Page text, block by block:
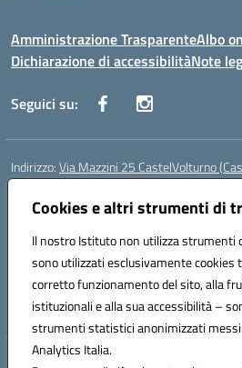
Cookies e altri strumenti di
Il nostro Istituto non utilizza strumenti
sono utilizzati esclusivamente cookies
corretto funzionamento del sito, alla
istituzionali e alla sua accessibilità –
strumenti statistici anonimizzati messi
Analytics Italia.
Amministrazione TrasparenteAlbo
Dichiarazione di accessibilitàNote
Seguici su:
Indirizzo:Via Mazzini 25 CastelVolturno
Centralino:
Posta elettronica certificata (PEC):
Codice fiscale: 93063510619
Codice meccanografico:CEIS014005
Codice Indice delle Pubbliche
Codice unico di fatturazione (CUF): UOU8EW
Hosting & Powered by